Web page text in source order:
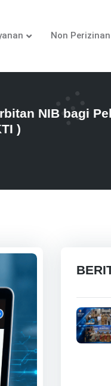
Non Perizinan
NIB bagi
)